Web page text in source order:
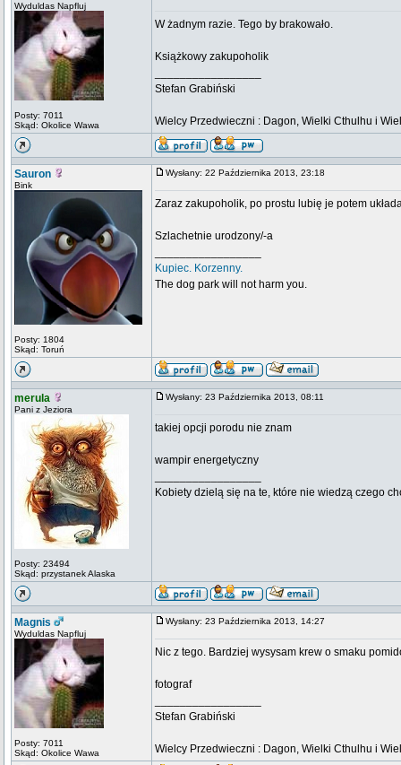
Wyduldas Napfluj
Posty: 7011
Skąd: Okolice Wawa
W żadnym razie. Tego by brakowało.
Książkowy zakupoholik
Stefan Grabiński
Wielcy Przedwieczni : Dagon, Wielki Cthulhu i
Sauron
Bink
Posty: 1804
Skąd: Toruń
Wysłany: 22 Października 2013, 23:18
Zaraz zakupoholik, po prostu lubię je potem
Szlachetnie urodzony/-a
Kupiec. Korzenny.
The dog park will not harm you.
merula
Pani z Jeziora
Posty: 23494
Skąd: przystanek Alaska
Wysłany: 23 Października 2013, 08:11
takiej opcji porodu nie znam
wampir energetyczny
Kobiety dzielą się na te, które nie wiedzą czego
Magnis
Wyduldas Napfluj
Posty: 7011
Skąd: Okolice Wawa
Wysłany: 23 Października 2013, 14:27
Nic z tego. Bardziej wysysam krew o smaku
fotograf
Stefan Grabiński
Wielcy Przedwieczni : Dagon, Wielki Cthulhu i